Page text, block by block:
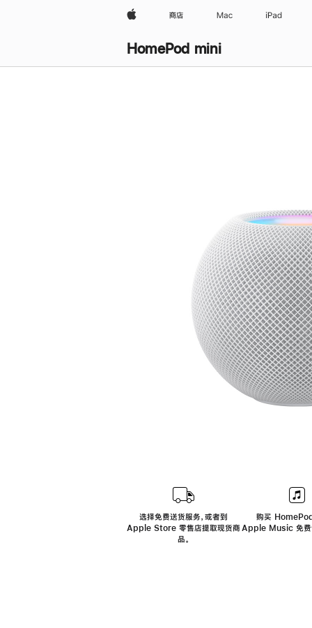
Apple 商店 Mac iPad
HomePod mini
选择免费送货服务，或者到
Apple Store 零售店提取现货商
品。
购买
Apple Music 免费